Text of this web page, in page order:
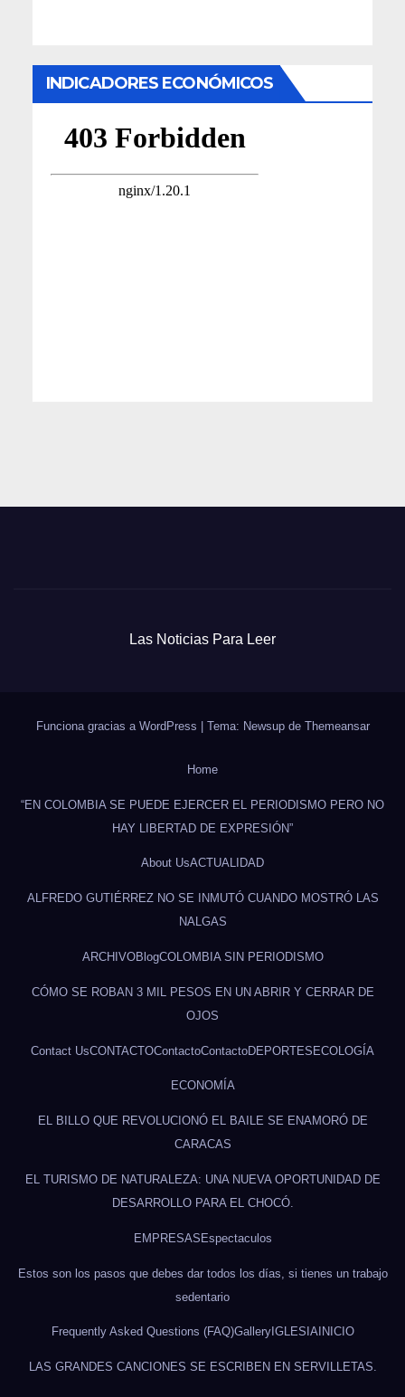
INDICADORES ECONÓMICOS
Las Noticias Para Leer
Funciona gracias a WordPress | Tema: Newsup de Themeansar
Home
“EN COLOMBIA SE PUEDE EJERCER EL PERIODISMO PERO NO
HAY LIBERTAD DE EXPRESIÓN”
About UsACTUALIDAD
ALFREDO GUTIÉRREZ NO SE INMUTÓ CUANDO MOSTRÓ LAS
NALGAS
ARCHIVOBlogCOLOMBIA SIN PERIODISMO
CÓMO SE ROBAN 3 MIL PESOS EN UN ABRIR Y CERRAR DE
OJOS
Contact UsCONTACTOContactoContactoDEPORTESECOLOGÍA
ECONOMÍA
EL BILLO QUE REVOLUCIONÓ EL BAILE SE ENAMORÓ DE
CARACAS
EL TURISMO DE NATURALEZA: UNA NUEVA OPORTUNIDAD DE
DESARROLLO PARA EL CHOCÓ.
EMPRESASEspectaculos
Estos son los pasos que debes dar todos los días, si tienes un trabajo
sedentario
Frequently Asked Questions (FAQ)GalleryIGLESIAINICIO
LAS GRANDES CANCIONES SE ESCRIBEN EN SERVILLETAS.